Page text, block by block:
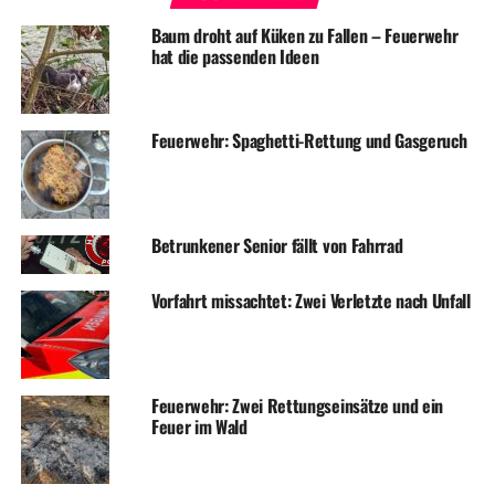
Bauspielplatz: Kids feiern Abschlussfest
Baum droht auf Küken zu Fallen – Feuerwehr
hat die passenden Ideen
Feuerwehr: Spaghetti-Rettung und Gasgeruch
Betrunkener Senior fällt von Fahrrad
Vorfahrt missachtet: Zwei Verletzte nach Unfall
Feuerwehr: Zwei Rettungseinsätze und ein
Feuer im Wald